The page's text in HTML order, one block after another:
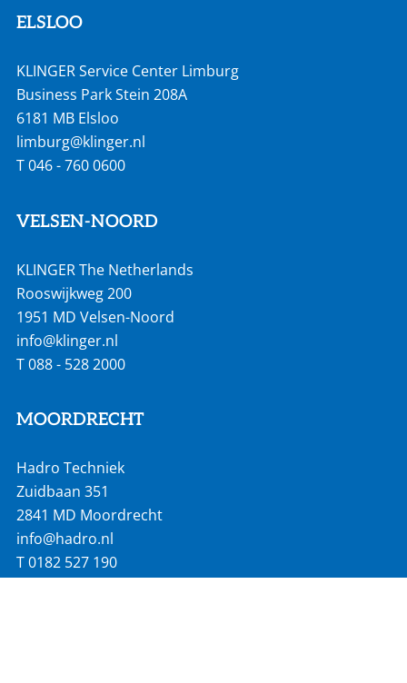
ELSLOO
KLINGER Service Center Limburg
Business Park Stein 208A
6181 MB Elsloo
limburg@klinger.nl
T046 - 760 0600
VELSEN-NOORD
KLINGER The Netherlands
Rooswijkweg 200
1951 MD Velsen-Noord
info@klinger.nl
T088 - 528 2000
MOORDRECHT
Hadro Techniek
Zuidbaan 351
2841 MD Moordrecht
info@hadro.nl
T0182 527 190